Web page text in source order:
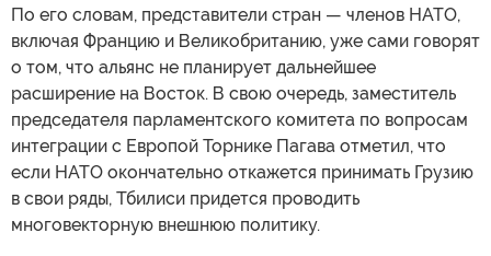
По его словам, представители стран — членов НАТО,
включая Францию и Великобританию, уже сами говорят
о том, что альянс не планирует дальнейшее
расширение на Восток. В свою очередь, заместитель
председателя парламентского комитета по вопросам
интеграции с Европой Торнике Пагава отметил, что
если НАТО окончательно откажется принимать Грузию
в свои ряды, Тбилиси придется проводить
многовекторную внешнюю политику.